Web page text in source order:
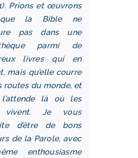
Prions et œuvrons
la Bible ne
pas dans une
parmi de
livres qui en
mais qu’elle courre
routes du monde, et
l’attende là où les
vivent. Je vous
d’être de bons
de la Parole, avec
enthousiasme